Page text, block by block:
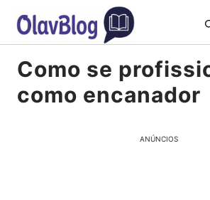
Pular
para
o
conteúdo
Como se
como encanador
ANÚNCIOS